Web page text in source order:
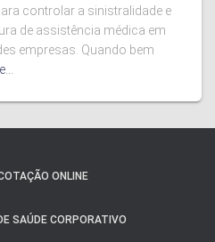
controlar a sinistralidade e
de assistência médica em
empresas. Quando bem
ONLINE
SAÚDE CORPORATIVO